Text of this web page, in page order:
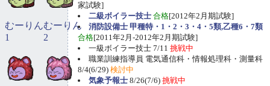
家試験]
二級ボイラー技士 合格[2012年2月期試験]
消防設備士 甲種特・1・2・3・4・5類,乙種6・7類
合格[2011年2月-2012年2月期試験]
一級ボイラー技士 7/11 挑戦中
職業訓練指導員 電気通信科・情報処理科・測量科
8/4(6/29) 検討中
気象予報士 8/26(7/6) 挑戦中
むーりん
1
むーりん
2